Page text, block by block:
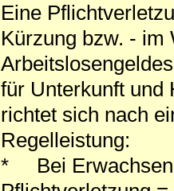
Eine
Kürzung bzw. - im
für Unterkunft und
richtet sich nach
Regelleistung:
* Bei